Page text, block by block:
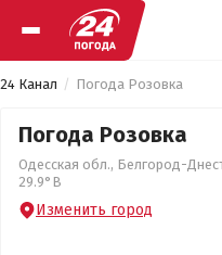
24 Канал Погода Розовка
Погода Розовка
Одесская обл., Белгород-
29.9°В
Изменить город